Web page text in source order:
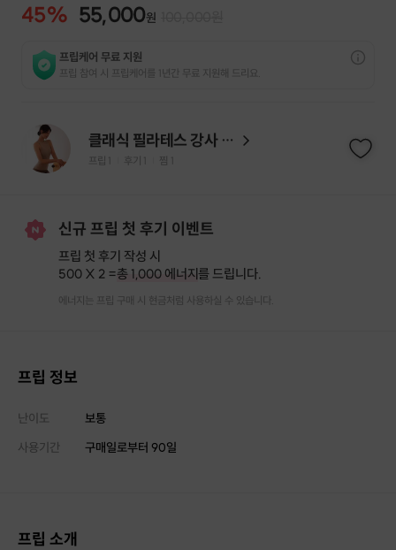
45% 55,000원
프립케어 무료 지원
프립 참여 시 프립케어를 1년간 무료 지원해 드리요.
클래식 필라테스 강사 이현
프립 후기 1 찜
신규 프립 첫 후기 이벤트
프립 첫 후기 작성 시
500 X 2 =총 1,000 에너지를 드립니다.
에너지는 프립 구매 시 현금처럼 사용하실 수 있습니다.
프립 정보
난이도
보통
사용기간
구매일로부터 90일
프립 소개